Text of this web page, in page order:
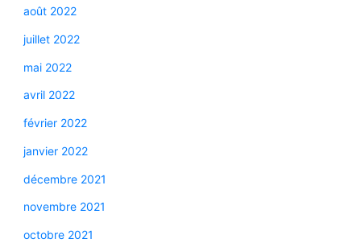
août 2022
juillet 2022
mai 2022
avril 2022
février 2022
janvier 2022
décembre 2021
novembre 2021
octobre 2021